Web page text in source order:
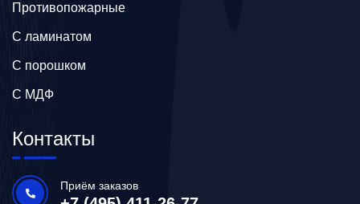
Противопожарные
С ламинатом
С порошком
С МДФ
Контакты
Приём заказов